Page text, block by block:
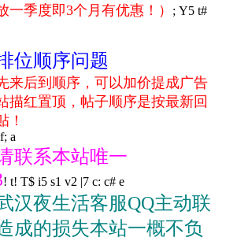
一季度即3个月有优惠！）
; Y5 t#
位顺序问题
来后到顺序，可以加价提成广告
描红置顶，帖子顺序是按最新回
！
a
联系本站唯一
! t! T$ i5 s1 v2 |7 c: c# e
汉夜生活客服QQ主动联
成的损失本站一概不负